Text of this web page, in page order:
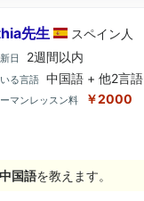
先生 スペイン 人
日 2週間以内
る言語 中国語 + 他2言語
マンレッスン料 ￥2000
国語を教えます。